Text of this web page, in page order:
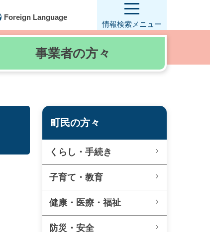
Foreign Language
情報検索 メニュー
事業者の方々
町民の方々
くらし・手続き
子育て・教育
健康・医療・福祉
防災・安全